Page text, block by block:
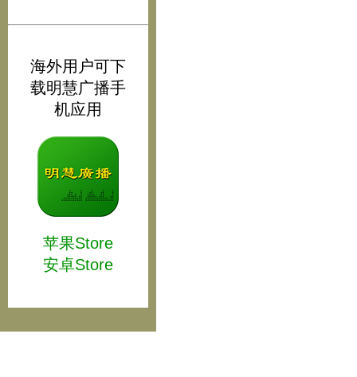
海外用户可下
载明慧广播手
机应用
苹果Store
安卓Store